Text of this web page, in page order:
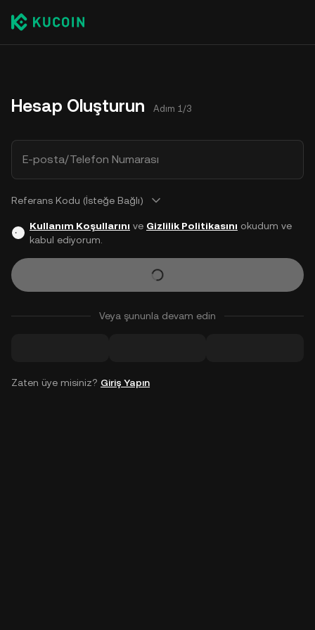
Hesap Oluşturun Adım 1/3
E-posta/Telefon Numarası
Referans Kodu (İsteğe Bağlı)
Kullanım Koşullarını ve Gizlilik Politikasını okudum ve
kabul ediyorum.
Veya şununla devam edin
Zaten üye misiniz? Giriş Yapın